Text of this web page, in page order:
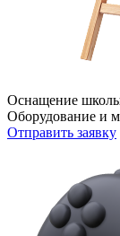
Оснащение школы
Оборудование и
Отправить заявку